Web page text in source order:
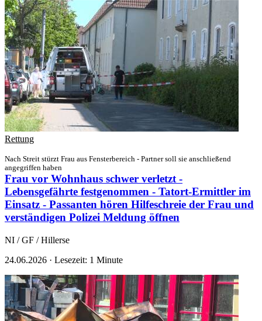
Rettung
Nach Streit stürzt Frau aus Fensterbereich - Partner soll sie anschließend
angegriffen haben
Frau vor Wohnhaus schwer verletzt -
Lebensgefährte festgenommen - Tatort-Ermittler im
Einsatz - Passanten hören Hilfeschreie der Frau und
verständigen Polizei Meldung öffnen
NI / GF / Hillerse
24.06.2026 · Lesezeit: 1 Minute